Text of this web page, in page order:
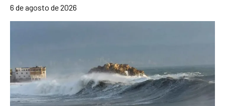
6 de agosto de 2026